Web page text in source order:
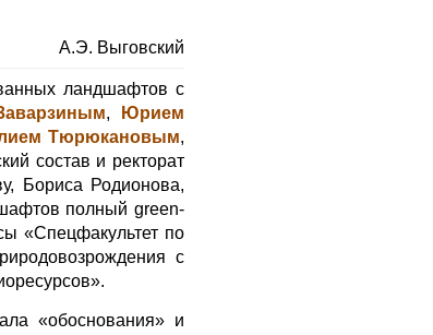
А.Э. Выговский
ландшафтов с
,
Юрием
Тюрюкановым,
состав и ректорат
Бориса Родионова,
полный green-
«Спецфакультет по
с
«обоснования» и